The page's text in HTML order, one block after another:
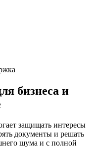
бизнеса и
защищать интересы
документы и решать
шума и с полной